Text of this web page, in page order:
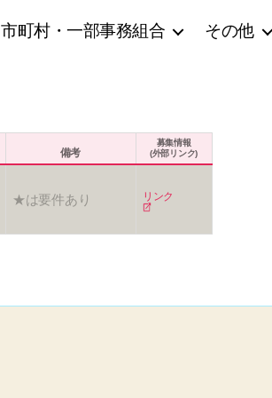
市町村・一部事務組合 その他
備考
募集情報
(外部リンク)
★は要件あり リンク